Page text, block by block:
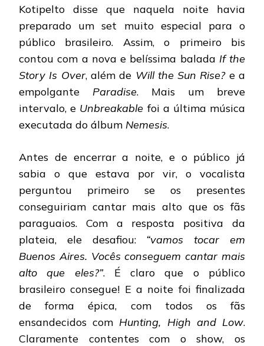
Kotipelto disse que naquela noite havia
preparado um set muito especial para o
público brasileiro. Assim, o primeiro bis
contou com a nova e belíssima balada If the
Story Is Over, além de Will the Sun Rise?e a
empolgante Paradise. Mais um breve
intervalo, e Unbreakable foi a última música
executada do álbum Nemesis.
Antes de encerrar a noite, e o público já
sabia o que estava por vir, o vocalista
perguntou primeiro se os presentes
conseguiriam cantar mais alto que os fãs
paraguaios. Com a resposta positiva da
plateia, ele desafiou: “vamos tocar em
Buenos Aires. Vocês conseguem cantar mais
alto que eles?”. É claro que o público
brasileiro consegue! E a noite foi finalizada
de forma épica, com todos os fãs
ensandecidos com Hunting, High and Low.
Claramente contentes com o show, os